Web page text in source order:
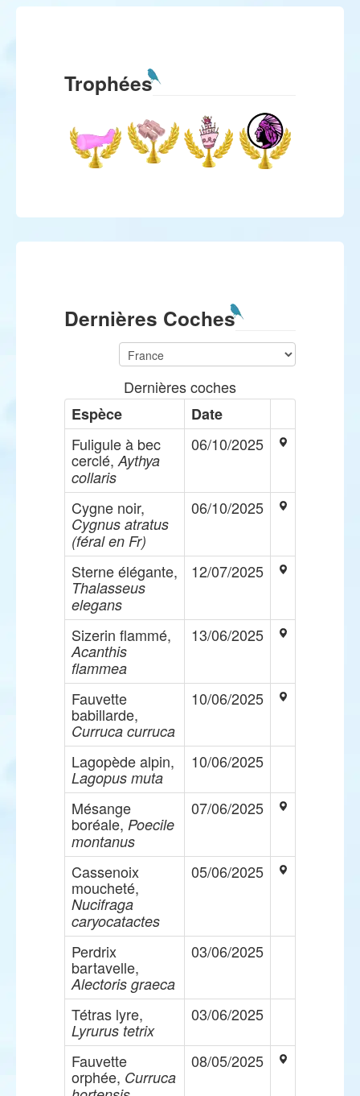
Trophées
Dernières Coches
Dernières coches
Espèce
Date
Fuligule à bec
cerclé, Aythya
collaris
06/10/2025
Cygne noir,
Cygnus atratus
(féral en Fr)
06/10/2025
Sterne élégante,
Thalasseus
elegans
12/07/2025
Sizerin flammé,
Acanthis
flammea
13/06/2025
Fauvette
babillarde,
Curruca curruca
10/06/2025
Lagopède alpin,
Lagopus muta
10/06/2025
Mésange
boréale, Poecile
montanus
07/06/2025
Cassenoix
moucheté,
Nucifraga
caryocatactes
05/06/2025
Perdrix
bartavelle,
Alectoris graeca
03/06/2025
Tétras lyre,
Lyrurus tetrix
03/06/2025
Fauvette
orphée, Curruca
08/05/2025